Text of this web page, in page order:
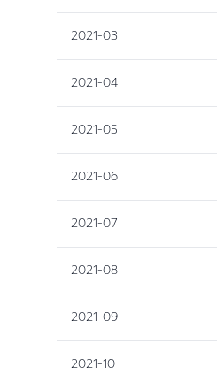
2021-03
2021-04
2021-05
2021-06
2021-07
2021-08
2021-09
2021-10